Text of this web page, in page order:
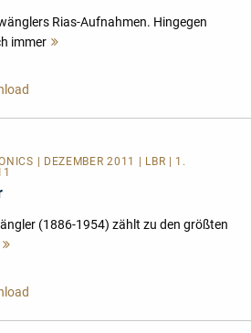
Rias-Aufnahmen. Hingegen
immer
| DEZEMBER 2011 | LBR | 1.
(1886-1954) zählt zu den größten